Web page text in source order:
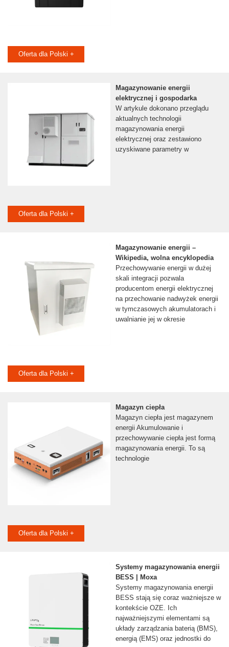
Oferta dla Polski +
Magazynowanie energii
elektrycznej i gospodarka
W artykule dokonano przeglądu
aktualnych technologii
magazynowania energii
elektrycznej oraz zestawiono
uzyskiwane parametry w
Oferta dla Polski +
Magazynowanie energii –
Wikipedia, wolna encyklopedia
Przechowywanie energii w dużej
skali integracji pozwala
producentom energii elektrycznej
na przechowanie nadwyżek energii
w tymczasowych akumulatorach i
uwalnianie jej w okresie
Oferta dla Polski +
Magazyn ciepła
Magazyn ciepła jest magazynem
energii Akumulowanie i
przechowywanie ciepła jest formą
magazynowania energii. To są
technologie
Oferta dla Polski +
Systemy magazynowania energii
BESS | Moxa
Systemy magazynowania energii
BESS stają się coraz ważniejsze w
kontekście OZE. Ich
najważniejszymi elementami są
układy zarządzania baterią (BMS),
energią (EMS) oraz jednostki do